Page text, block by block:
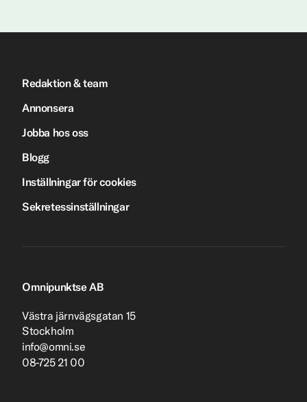
Redaktion & team
Annonsera
Jobba hos oss
Blogg
Inställningar för cookies
Sekretessinställningar
Omnipunktse AB
Västra järnvägsgatan 15
Stockholm
info@omni.se
08-725 21 00